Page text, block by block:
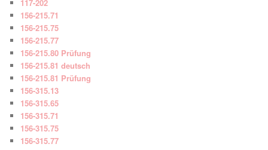
117-202
156-215.71
156-215.75
156-215.77
156-215.80 Prüfung
156-215.81 deutsch
156-215.81 Prüfung
156-315.13
156-315.65
156-315.71
156-315.75
156-315.77